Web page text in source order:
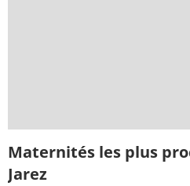
Maternités les plus
Jarez